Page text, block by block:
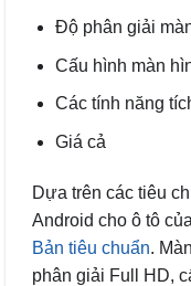
Độ phân giải
Cấu hình màn
Các tính năng
Giá cả
Dựa trên các tiêu
Android cho ô tô
Bản tiêu chuẩn.
phân giải Full HD,